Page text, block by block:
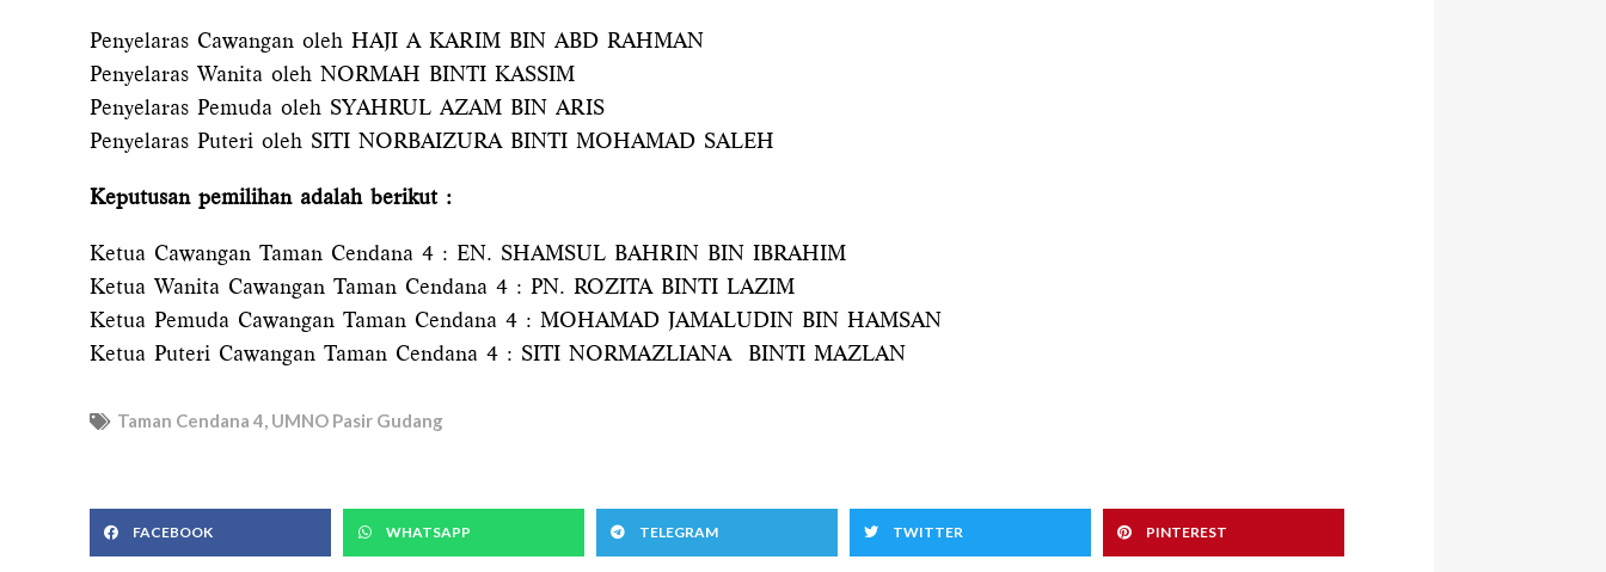
Penyelaras Cawangan oleh HAJI A KARIM BIN ABD RAHMAN
Penyelaras Wanita oleh NORMAH BINTI KASSIM
Penyelaras Pemuda oleh SYAHRUL AZAM BIN ARIS
Penyelaras Puteri oleh SITI NORBAIZURA BINTI MOHAMAD SALEH
Keputusan pemilihan adalah berikut :
Ketua Cawangan Taman Cendana 4 : EN. SHAMSUL BAHRIN BIN IBRAHIM
Ketua Wanita Cawangan Taman Cendana 4 : PN. ROZITA BINTI LAZIM
Ketua Pemuda Cawangan Taman Cendana 4 : MOHAMAD JAMALUDIN BIN HAMSAN
Ketua Puteri Cawangan Taman Cendana 4 : SITI NORMAZLIANA BINTI MAZLAN
Taman Cendana 4, UMNO Pasir Gudang
FACEBOOK WHATSAPP TELEGRAM TWITTER PINTEREST